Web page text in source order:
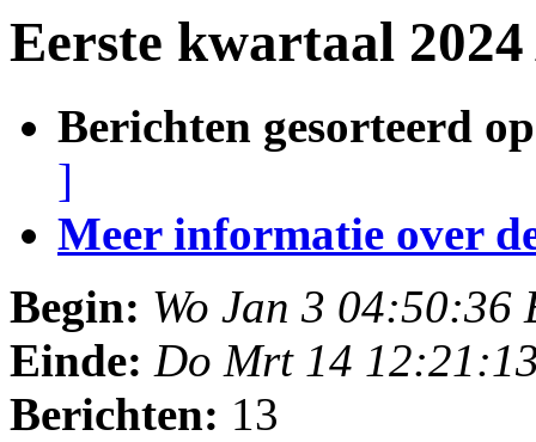
Eerste kwartaal
Berichten gesorteerd
]
Meer informatie over
Begin: Wo Jan 3 04:50:36
Einde: Do Mrt 14
Berichten: 13